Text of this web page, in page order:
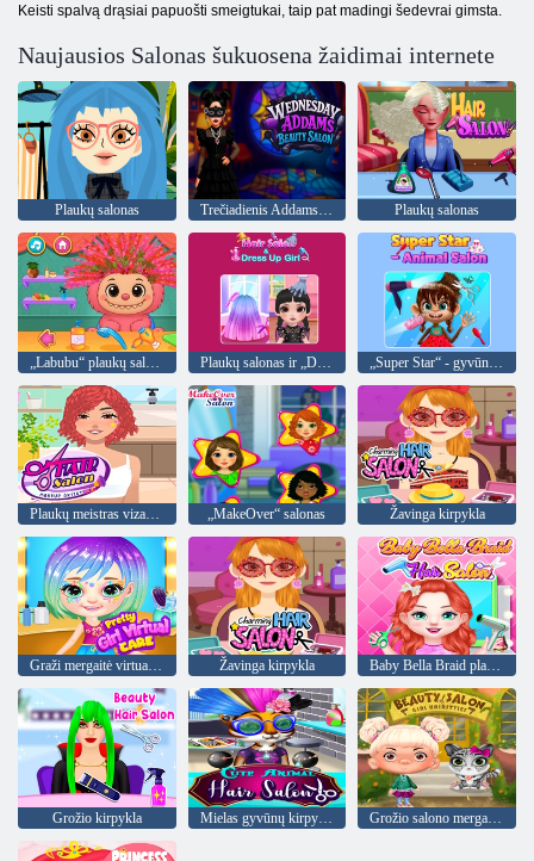
Keisti spalvą drąsiai papuošti smeigtukai, taip pat madingi šedevrai gimsta.
Naujausios Salonas šukuosena žaidimai internete
Plaukų salonas Trečiadienis Addamso grožio salonas Plaukų salonas
Plaukų salonas ir „Dress Up Girl“
Plaukų meistras vizažistė „MakeOver“ salonas Žavinga kirpykla
Graži mergaitė virtuali priežiūra Žavinga kirpykla Baby Bella Braid plaukų salonas
Grožio kirpykla Mielas gyvūnų kirpykla Grožio salono mergaičių šukuosenos